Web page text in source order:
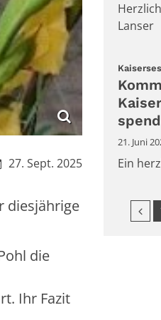
27. Sept. 2025
diesjährige
die
Ihr Fazit
Lanser
21. Juni
Ein